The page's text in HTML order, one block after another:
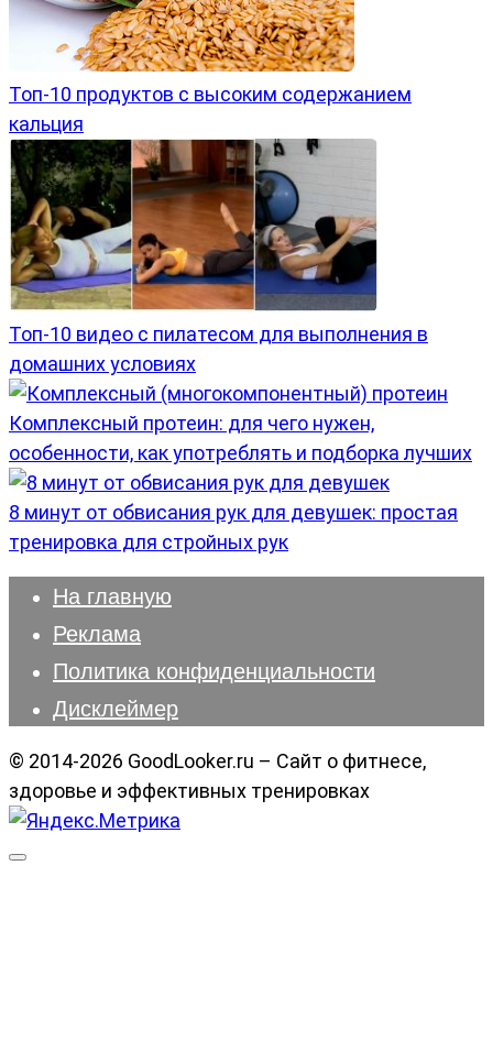
Топ-10 продуктов с высоким содержанием
кальция
Топ-10 видео с пилатесом для выполнения в
домашних условиях
Комплексный протеин: для чего нужен,
особенности, как употреблять и подборка лучших
8 минут от обвисания рук для девушек: простая
тренировка для стройных рук
На главную
Реклама
Политика конфиденциальности
Дисклеймер
© 2014-2026 GoodLooker.ru – Сайт о фитнесе,
здоровье и эффективных тренировках